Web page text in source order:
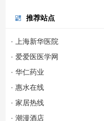
推荐站点
· 上海新华医院
· 爱爱医医学网
· 华仁药业
· 惠水在线
· 家居热线
· 潮漫酒店